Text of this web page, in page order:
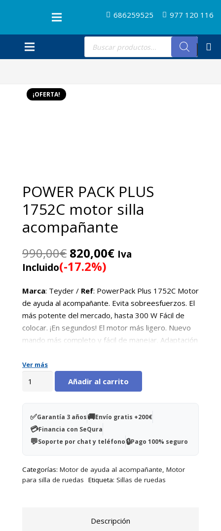
686259525 977 120 116
Búsqueda
productos
¡OFERTA!
POWER PACK PLUS
1752C motor silla
acompañante
990,00€ El
precio
original
era:
990,00€.
820,00€El
es:
820,00€.
Iva
Incluido(-17.2%)
Marca: Teyder / Ref: PowerPack Plus 1752C Motor
de ayuda al acompañante. Evita sobreesfuerzos. El
más potente del mercado, hasta 300 W Fácil de
colocar. ¡En segundos! El motor más ligero. Nuevo
mando más completo y fácil de manejar. Adaptación
kg.
Ver más
1752C
motor
silla
Añadir al carrito
✅Garantía 3 años🚚Envío gratis +200€
💳Financia con SeQura
💬Soporte por chat y teléfono🔒Pago 100% seguro
Categorías: Motor de ayuda al acompañante Motor
para silla de ruedas Etiqueta: Sillas de ruedas
Descripción